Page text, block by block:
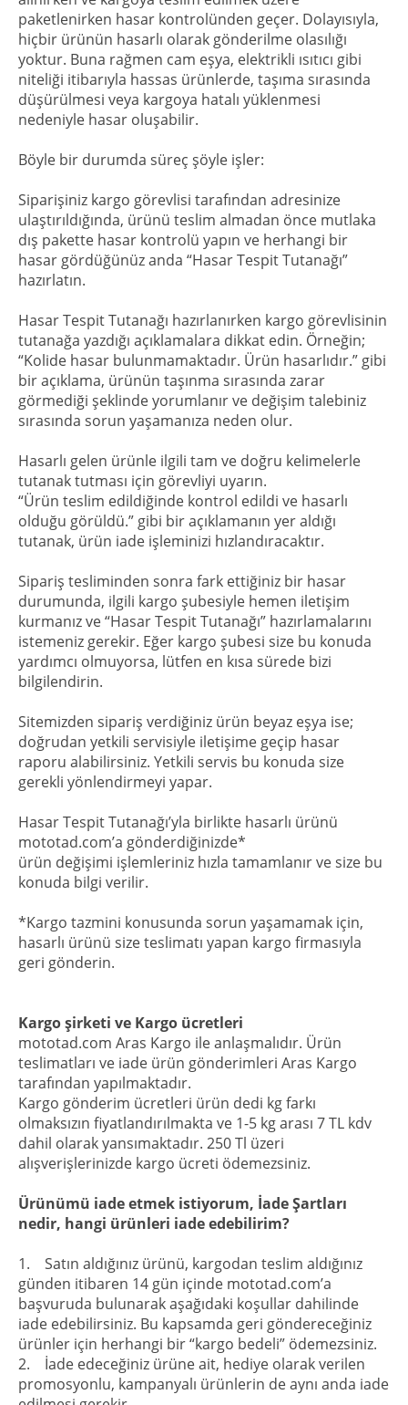
paketlenirken hasar kontrolünden geçer. Dolayısıyla,
hiçbir ürünün hasarlı olarak gönderilme olasılığı
yoktur. Buna rağmen cam eşya, elektrikli ısıtıcı gibi
niteliği itibarıyla hassas ürünlerde, taşıma sırasında
düşürülmesi veya kargoya hatalı yüklenmesi
nedeniyle hasar oluşabilir.
Böyle bir durumda süreç şöyle işler:
Siparişiniz kargo görevlisi tarafından adresinize
ulaştırıldığında, ürünü teslim almadan önce mutlaka
dış pakette hasar kontrolü yapın ve herhangi bir
hasar gördüğünüz anda “Hasar Tespit Tutanağı”
hazırlatın.
Hasar Tespit Tutanağı hazırlanırken kargo görevlisinin
tutanağa yazdığı açıklamalara dikkat edin. Örneğin;
“Kolide hasar bulunmamaktadır. Ürün hasarlıdır.” gibi
bir açıklama, ürünün taşınma sırasında zarar
görmediği şeklinde yorumlanır ve değişim talebiniz
sırasında sorun yaşamanıza neden olur.
Hasarlı gelen ürünle ilgili tam ve doğru kelimelerle
tutanak tutması için görevliyi uyarın.
“Ürün teslim edildiğinde kontrol edildi ve hasarlı
olduğu görüldü.” gibi bir açıklamanın yer aldığı
tutanak, ürün iade işleminizi hızlandıracaktır.
Sipariş tesliminden sonra fark ettiğiniz bir hasar
durumunda, ilgili kargo şubesiyle hemen iletişim
kurmanız ve “Hasar Tespit Tutanağı” hazırlamalarını
istemeniz gerekir. Eğer kargo şubesi size bu konuda
yardımcı olmuyorsa, lütfen en kısa sürede bizi
bilgilendirin.
Sitemizden sipariş verdiğiniz ürün beyaz eşya ise;
doğrudan yetkili servisiyle iletişime geçip hasar
raporu alabilirsiniz. Yetkili servis bu konuda size
gerekli yönlendirmeyi yapar.
Hasar Tespit Tutanağı’yla birlikte hasarlı ürünü
mototad.com’a gönderdiğinizde*
ürün değişimi işlemleriniz hızla tamamlanır ve size bu
konuda bilgi verilir.
*Kargo tazmini konusunda sorun yaşamamak için,
hasarlı ürünü size teslimatı yapan kargo firmasıyla
geri gönderin.
Kargo şirketi ve Kargo ücretleri
mototad.com Aras Kargo ile anlaşmalıdır. Ürün
teslimatları ve iade ürün gönderimleri Aras Kargo
tarafından yapılmaktadır.
Kargo gönderim ücretleri ürün dedi kg farkı
olmaksızın fiyatlandırılmakta ve 1-5 kg arası 7 TL kdv
dahil olarak yansımaktadır. 250 Tl üzeri
alışverişlerinizde kargo ücreti ödemezsiniz.
Ürünümü iade etmek istiyorum, İade Şartları
nedir, hangi ürünleri iade edebilirim?
1. Satın aldığınız ürünü, kargodan teslim aldığınız
günden itibaren 14 gün içinde mototad.com’a
başvuruda bulunarak aşağıdaki koşullar dahilinde
iade edebilirsiniz. Bu kapsamda geri göndereceğiniz
ürünler için herhangi bir “kargo bedeli” ödemezsiniz.
2. İade edeceğiniz ürüne ait, hediye olarak verilen
promosyonlu, kampanyalı ürünlerin de aynı anda iade